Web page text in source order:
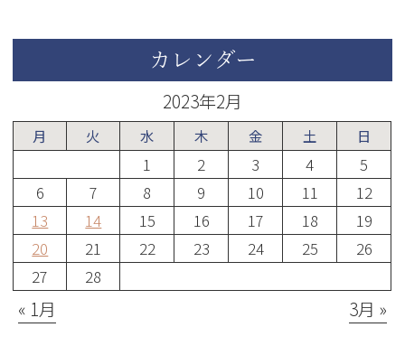
カレンダー
2023年2月
月 火 水 木 金 土 日
1 2 3 4
5
6
7 8 9 10 11
12
13
14 15 16 17 18
19
20
21 22 23 24 25
26
27
28
« 1月 3月 »